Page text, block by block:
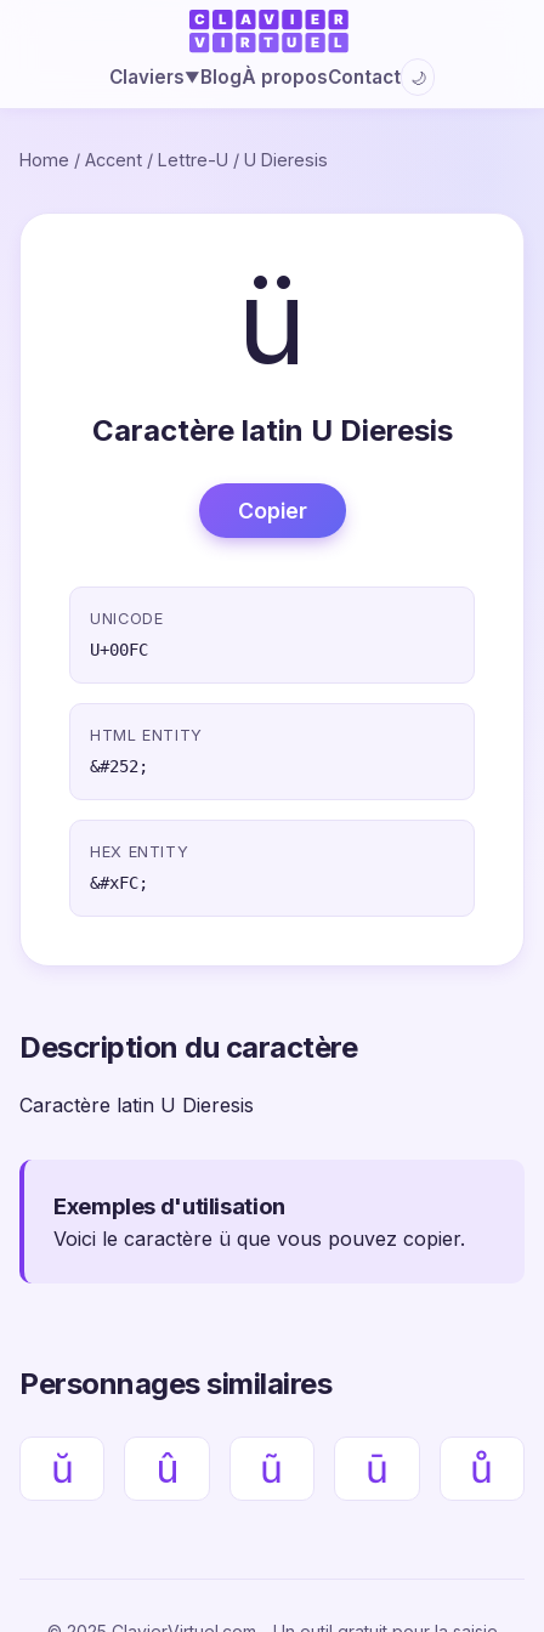
Claviers▼BlogÀ proposContact 🌙
Home / Accent / Lettre-U / U Dieresis
ü
Caractère latin U Dieresis
Copier
UNICODE
U+00FC
HTML ENTITY
&#252;
HEX ENTITY
&#xFC;
Description du caractère
Caractère latin U Dieresis
Exemples d'utilisation
Voici le caractère ü que vous pouvez copier.
Personnages similaires
ŭ û ũ ū ů